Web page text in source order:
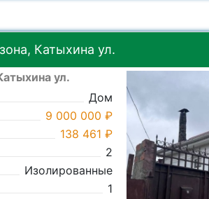
Катыхина ул.
ул.
Дом
9 000 000 ₽
138 461 ₽
2
Изолированные
1